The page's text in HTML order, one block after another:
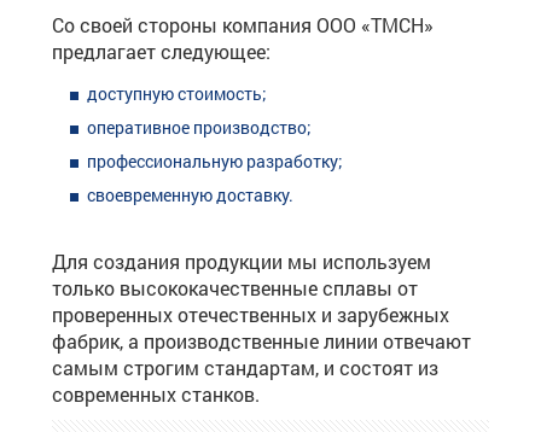
Со своей стороны компания ООО «ТМСН»
предлагает следующее:
доступную стоимость;
оперативное производство;
профессиональную разработку;
своевременную доставку.
Для создания продукции мы используем
только высококачественные сплавы от
проверенных отечественных и зарубежных
фабрик, а производственные линии отвечают
самым строгим стандартам, и состоят из
современных станков.